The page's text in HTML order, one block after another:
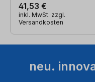
41,53 €
inkl. MwSt. zzgl.
Versandkosten
neu.